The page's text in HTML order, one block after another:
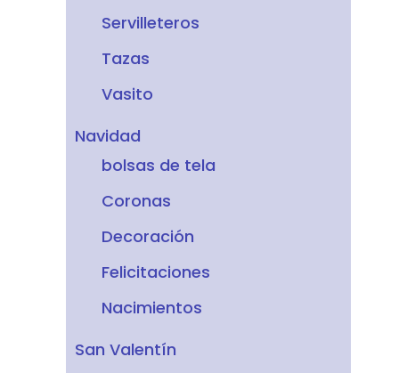
Servilleteros
Tazas
Vasito
Navidad
bolsas de tela
Coronas
Decoración
Felicitaciones
Nacimientos
San Valentín